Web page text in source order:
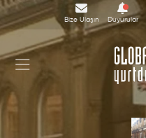
Bize Ulaşın Duyurular